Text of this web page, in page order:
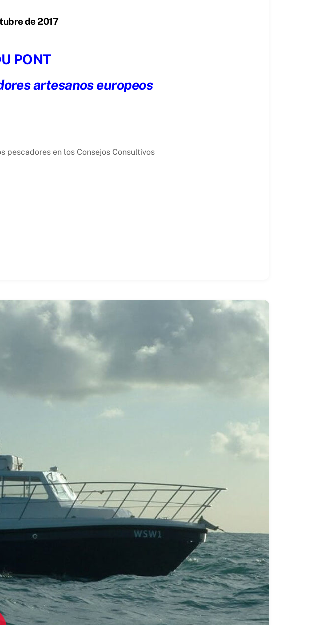
de 2017
PONT
artesanos europeos
pescadores en los Consejos Consultivos